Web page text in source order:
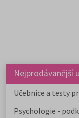
Nejprodávanější
Učebnice a testy
Psychologie -